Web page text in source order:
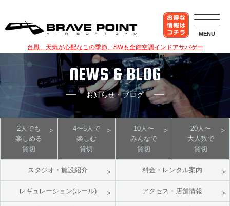
MENU
台風、天気が心配なこの季節、SWも全館空調インドアサバゲー
NEWS & BLOG
お知らせ・ブログ
2人でも
楽しめる
貸切
4〜5人で
楽しむ
貸切
10人〜
みんなで
貸切
20人〜
大人数で
貸切
スタジオ・施設紹介 料金・レンタル案内
レギュレーション(ルール) アクセス・店舗情報